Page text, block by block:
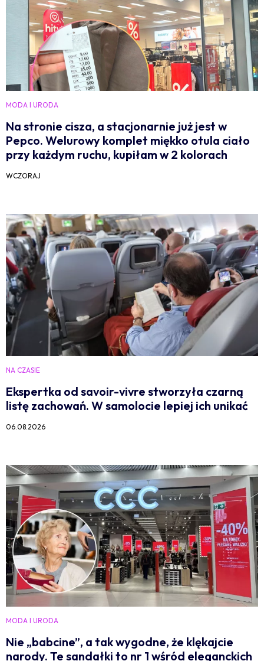
MODA I URODA
Na stronie cisza, a stacjonarnie już jest w
Pepco. Welurowy komplet miękko otula ciało
przy każdym ruchu, kupiłam w 2 kolorach
WCZORAJ
NA CZASIE
Ekspertka od savoir-vivre stworzyła czarną
listę zachowań. W samolocie lepiej ich unikać
06.08.2026
MODA I URODA
Nie „babcine”, a tak wygodne, że klękajcie
narody. Te sandałki to nr 1 wśród eleganckich